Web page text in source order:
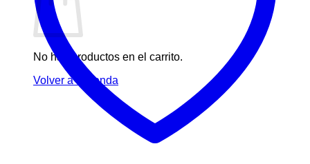
No hay productos en el carrito.
Volver a la tienda